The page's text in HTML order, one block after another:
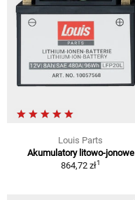
Louis Parts
Akumulatory litowo-jonowe
864,72 zł1